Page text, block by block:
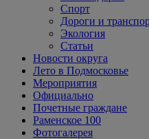
Спорт
Дороги и
Экология
Статьи
Новости округа
Лето в Подмосковье
Мероприятия
Официально
Почетные граждане
Раменское 100
Фотогалерея